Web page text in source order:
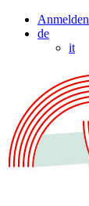
Anmelden
de
it